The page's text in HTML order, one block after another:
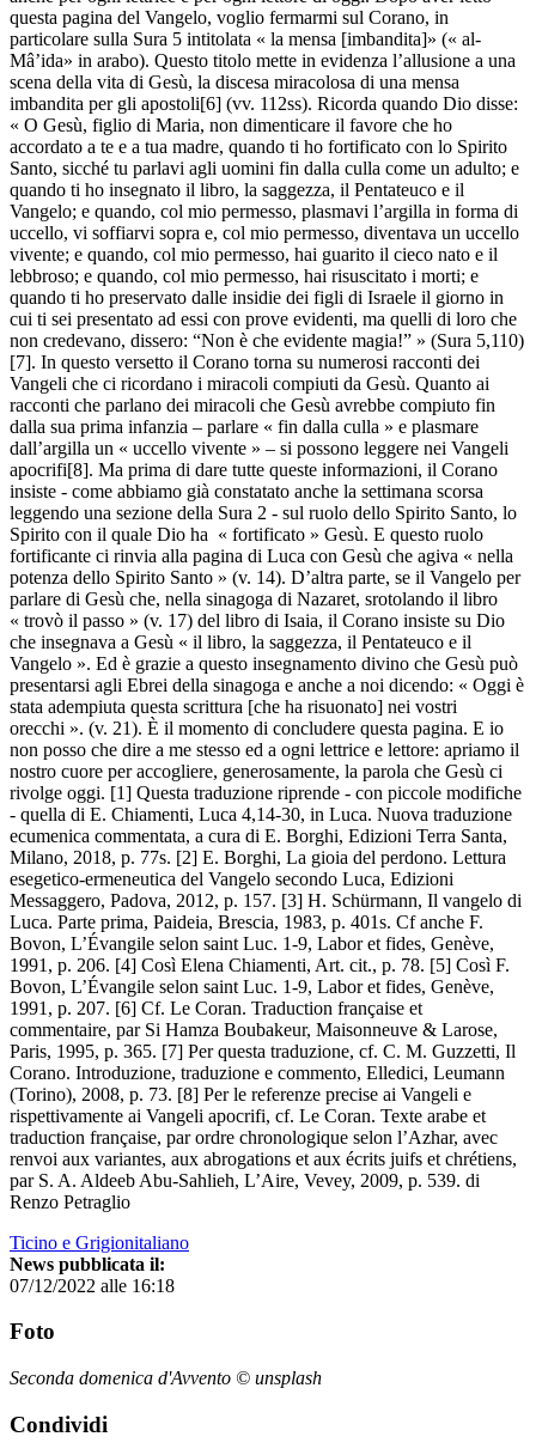
questa pagina del Vangelo, voglio fermarmi sul Corano, in
particolare sulla Sura 5 intitolata « la mensa [imbandita]» (« al-
Mâ’ida» in arabo). Questo titolo mette in evidenza l’allusione a una
scena della vita di Gesù, la discesa miracolosa di una mensa
imbandita per gli apostoli[6] (vv. 112ss). Ricorda quando Dio disse:
« O Gesù, figlio di Maria, non dimenticare il favore che ho
accordato a te e a tua madre, quando ti ho fortificato con lo Spirito
Santo, sicché tu parlavi agli uomini fin dalla culla come un adulto; e
quando ti ho insegnato il libro, la saggezza, il Pentateuco e il
Vangelo; e quando, col mio permesso, plasmavi l’argilla in forma di
uccello, vi soffiarvi sopra e, col mio permesso, diventava un uccello
vivente; e quando, col mio permesso, hai guarito il cieco nato e il
lebbroso; e quando, col mio permesso, hai risuscitato i morti; e
quando ti ho preservato dalle insidie dei figli di Israele il giorno in
cui ti sei presentato ad essi con prove evidenti, ma quelli di loro che
non credevano, dissero: “Non è che evidente magia!” » (Sura 5,110)
[7]. In questo versetto il Corano torna su numerosi racconti dei
Vangeli che ci ricordano i miracoli compiuti da Gesù. Quanto ai
racconti che parlano dei miracoli che Gesù avrebbe compiuto fin
dalla sua prima infanzia – parlare « fin dalla culla » e plasmare
dall’argilla un « uccello vivente » – si possono leggere nei Vangeli
apocrifi[8]. Ma prima di dare tutte queste informazioni, il Corano
insiste - come abbiamo già constatato anche la settimana scorsa
leggendo una sezione della Sura 2 - sul ruolo dello Spirito Santo, lo
Spirito con il quale Dio ha « fortificato » Gesù. E questo ruolo
fortificante ci rinvia alla pagina di Luca con Gesù che agiva « nella
potenza dello Spirito Santo » (v. 14). D’altra parte, se il Vangelo per
parlare di Gesù che, nella sinagoga di Nazaret, srotolando il libro
« trovò il passo » (v. 17) del libro di Isaia, il Corano insiste su Dio
che insegnava a Gesù « il libro, la saggezza, il Pentateuco e il
Vangelo ». Ed è grazie a questo insegnamento divino che Gesù può
presentarsi agli Ebrei della sinagoga e anche a noi dicendo: « Oggi è
stata adempiuta questa scrittura [che ha risuonato] nei vostri
orecchi ». (v. 21). È il momento di concludere questa pagina. E io
non posso che dire a me stesso ed a ogni lettrice e lettore: apriamo il
nostro cuore per accogliere, generosamente, la parola che Gesù ci
rivolge oggi. [1] Questa traduzione riprende - con piccole modifiche
- quella di E. Chiamenti, Luca 4,14-30, in Luca. Nuova traduzione
ecumenica commentata, a cura di E. Borghi, Edizioni Terra Santa,
Milano, 2018, p. 77s. [2] E. Borghi, La gioia del perdono. Lettura
esegetico-ermeneutica del Vangelo secondo Luca, Edizioni
Messaggero, Padova, 2012, p. 157. [3] H. Schürmann, Il vangelo di
Luca. Parte prima, Paideia, Brescia, 1983, p. 401s. Cf anche F.
Bovon, L’Évangile selon saint Luc. 1-9, Labor et fides, Genève,
1991, p. 206. [4] Così Elena Chiamenti, Art. cit., p. 78. [5] Così F.
Bovon, L’Évangile selon saint Luc. 1-9, Labor et fides, Genève,
1991, p. 207. [6] Cf. Le Coran. Traduction française et
commentaire, par Si Hamza Boubakeur, Maisonneuve & Larose,
Paris, 1995, p. 365. [7] Per questa traduzione, cf. C. M. Guzzetti, Il
Corano. Introduzione, traduzione e commento, Elledici, Leumann
(Torino), 2008, p. 73. [8] Per le referenze precise ai Vangeli e
rispettivamente ai Vangeli apocrifi, cf. Le Coran. Texte arabe et
traduction française, par ordre chronologique selon l’Azhar, avec
renvoi aux variantes, aux abrogations et aux écrits juifs et chrétiens,
par S. A. Aldeeb Abu-Sahlieh, L’Aire, Vevey, 2009, p. 539. di
Renzo Petraglio
Ticino e Grigionitaliano
News pubblicata il:
07/12/2022 alle 16:18
Foto
Seconda domenica d'Avvento © unsplash
Condividi